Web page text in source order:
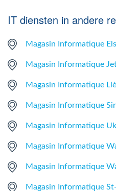
IT diensten in andere
Magasin Informatique
Magasin Informatique
Magasin Informatique
Magasin Informatique
Magasin Informatique
Magasin Informatique
Magasin Informatique
Magasin Informatique